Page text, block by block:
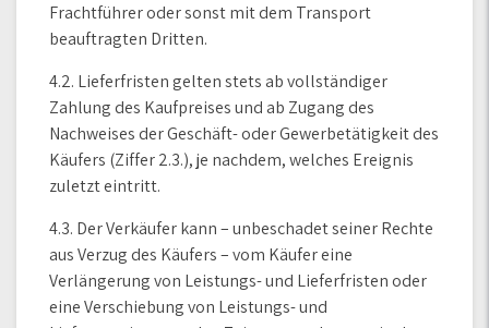
Frachtführer oder sonst mit dem Transport
beauftragten Dritten.
4.2. Lieferfristen gelten stets ab vollständiger
Zahlung des Kaufpreises und ab Zugang des
Nachweises der Geschäft- oder Gewerbetätigkeit des
Käufers (Ziffer 2.3.), je nachdem, welches Ereignis
zuletzt eintritt.
4.3. Der Verkäufer kann – unbeschadet seiner Rechte
aus Verzug des Käufers – vom Käufer eine
Verlängerung von Leistungs- und Lieferfristen oder
eine Verschiebung von Leistungs- und